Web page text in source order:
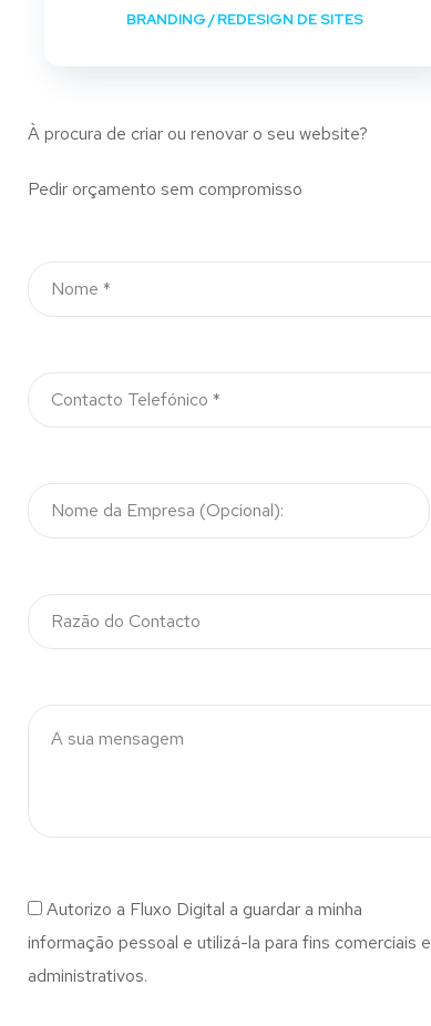
BRANDING/REDESIGN DE SITES
À procura de criar ou renovar o seu website?
Pedir orçamento sem compromisso
Autorizo a Fluxo Digital a guardar a minha
informação pessoal e utilizá-la para fins comerciais e
administrativos.